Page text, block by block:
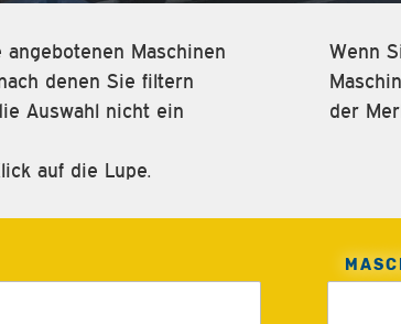
Maschinen
denen Sie filtern
Auswahl nicht ein
auf die Lupe.
Wenn
der